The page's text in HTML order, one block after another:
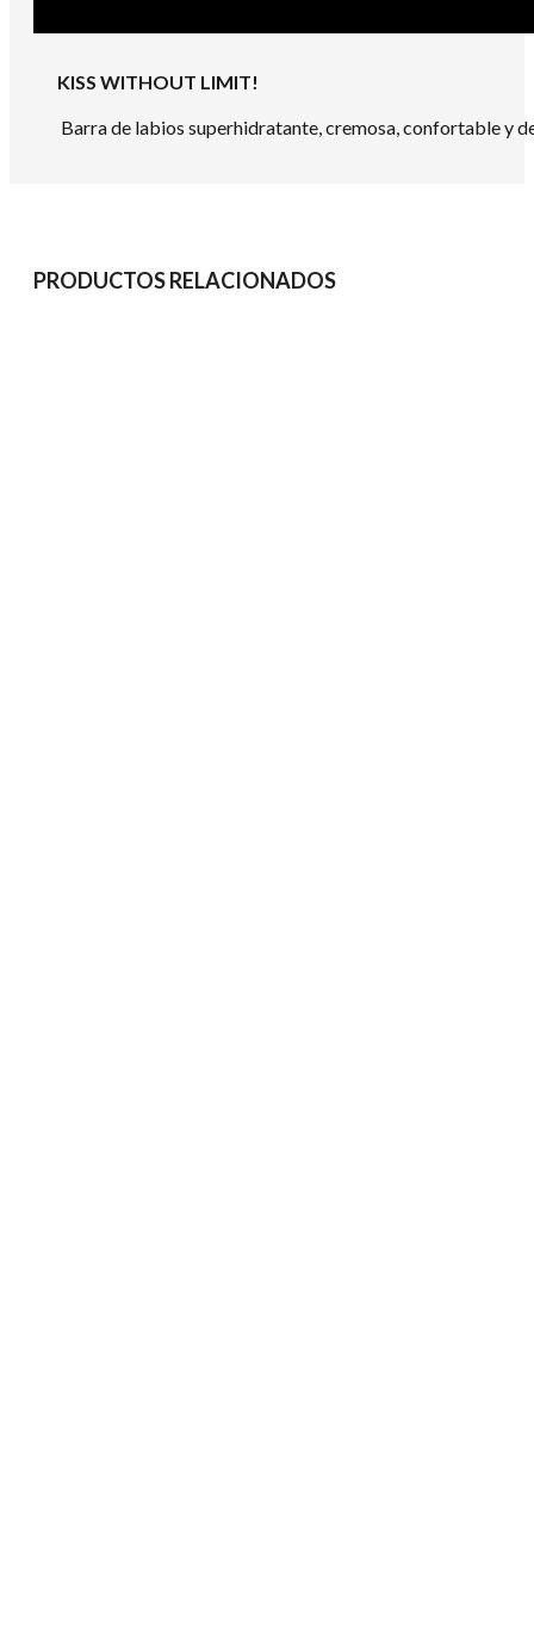
KISS WITHOUT LIMIT!
Barra de labios superhidratante, cremosa, confortable y
PRODUCTOS RELACIONADOS